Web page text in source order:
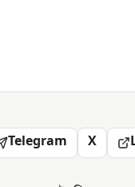
Telegram X